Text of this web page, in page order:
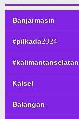
Banjarmasin
#pilkada2024
#kalimantanselatan
Kalsel
Balangan